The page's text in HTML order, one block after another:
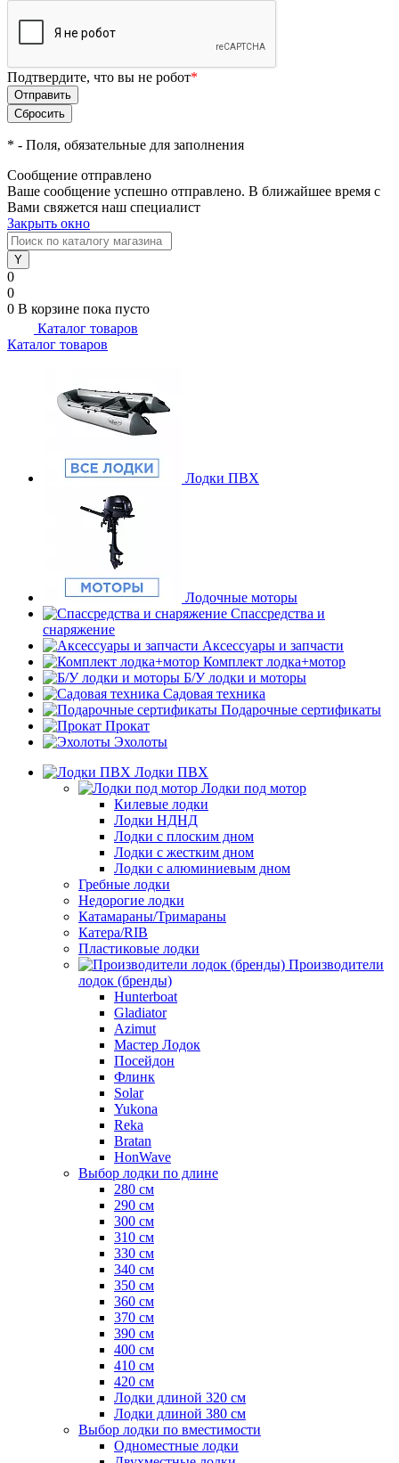
Подтвердите, что вы не робот*
* - Поля, обязательные для заполнения
Сообщение отправлено
Ваше сообщение успешно отправлено. В ближайшее время с
Вами свяжется наш специалист
Закрыть окно
0
0
0 В корзине пока пусто
Каталог товаров
Каталог товаров
Лодки ПВХ
Лодочные моторы
Спассредства и
снаряжение
Аксессуары и запчасти
Комплект лодка+мотор
Б/У лодки и моторы
Садовая техника
Подарочные сертификаты
Прокат
Эхолоты
Лодки ПВХ
Лодки под мотор
Килевые лодки
Лодки НДНД
Лодки с плоским дном
Лодки с жестким дном
Лодки с алюминиевым дном
Гребные лодки
Недорогие лодки
Катамараны/Тримараны
Катера/RIB
Пластиковые лодки
Производители
лодок (бренды)
Hunterboat
Gladiator
Azimut
Мастер Лодок
Посейдон
Флинк
Solar
Yukona
Reka
Bratan
HonWave
Выбор лодки по длине
280 см
290 см
300 см
310 см
330 см
340 см
350 см
360 см
370 см
390 см
400 см
410 см
420 см
Лодки длиной 320 см
Лодки длиной 380 см
Выбор лодки по вместимости
Одноместные лодки